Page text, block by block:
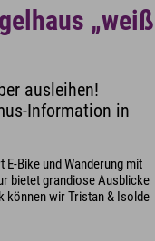
„weiß
ausleihen!
Information in
Bike und Wanderung mit
bietet grandiose Ausblicke
können wir Tristan & Isolde